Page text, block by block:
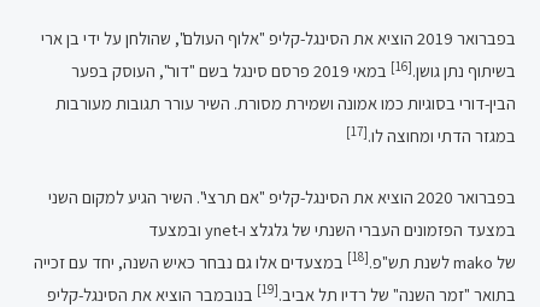
בפברואר 2019 הוציא את הסינגל-קליפ "אלוף העולם", שהולחן על ידי בן ארי
בשיתוף נתן גושן.[16]
במאי 2019 פרסם סינגל בשם "דור", העוסק בפער
הבין-דורי בסוגיות כמו אמונה ושמירת מסורת. השיר עורר תגובות מעורבות
במגזר הדתי ומחוצה לו.[17]
בפברואר 2020 הוציא את הסינגל-קליפ "אם תרצי". השיר הגיע למקום השני
במצעד הפזמונים העברי השנתי של גלגלצ ו-ynet ובמצעד
של mako לשנת תש"פ.
[18]
במצעדים אלו גם נבחר כאיש השנה, יחד עם זכייה
בתואר "זמר השנה" של רדיו תל אביב.[19]
בנובמבר הוציא את הסינגל-קליפ